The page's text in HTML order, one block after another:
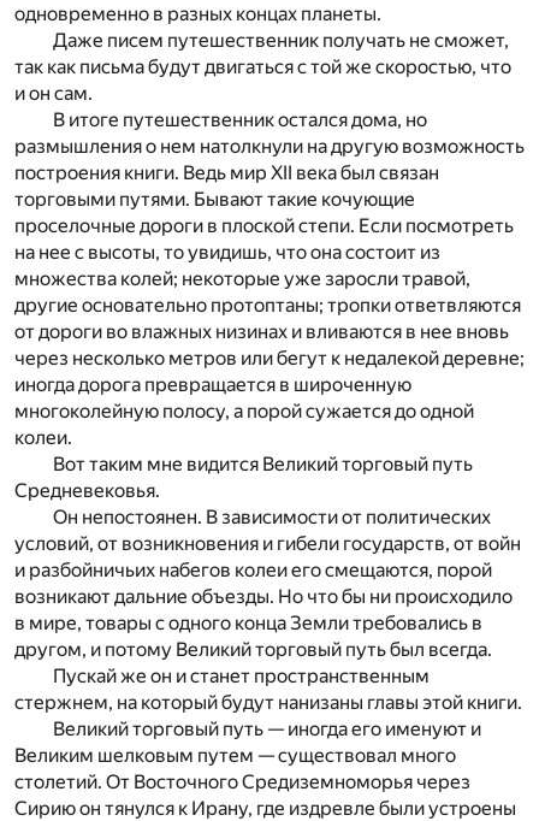
одновременно в разных концах планеты.
Даже писем путешественник получать не сможет,
так как письма будут двигаться с той же скоростью, что
и он сам.
В итоге путешественник остался дома, но
размышления о нем натолкнули на другую возможность
построения книги. Ведь мир XII века был связан
торговыми путями. Бывают такие кочующие
проселочные дороги в плоской степи. Если посмотреть
на нее с высоты, то увидишь, что она состоит из
множества колей; некоторые уже заросли травой,
другие основательно протоптаны; тропки ответвляются
от дороги во влажных низинах и вливаются в нее вновь
через несколько метров или бегут к недалекой деревне;
иногда дорога превращается в широченную
многоколейную полосу, а порой сужается до одной
колеи.
Вот таким мне видится Великий торговый путь
Средневековья.
Он непостоянен. В зависимости от политических
условий, от возникновения и гибели государств, от войн
и разбойничьих набегов колеи его смещаются, порой
возникают дальние объезды. Но что бы ни происходило
в мире, товары с одного конца Земли требовались в
другом, и потому Великий торговый путь был всегда.
Пускай же он и станет пространственным
стержнем, на который будут нанизаны главы этой книги.
Великий торговый путь — иногда его именуют и
Великим шелковым путем — существовал много
столетий. От Восточного Средиземноморья через
Сирию он тянулся к Ирану, где издревле были устроены